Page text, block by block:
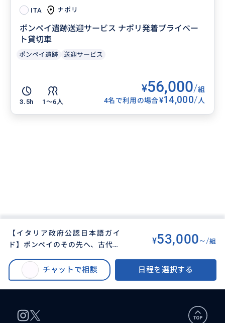
ITA ナポリ
ポンペイ遺跡送迎サービス ナポリ発着プライベー
ト貸切車
ポンペイ遺跡 送迎サービス
3.5h 1〜6人
¥56,000/組
4名で利用の場合¥14,000/人
【イタリア政府公認日本語ガイ
ド】ポンペイのその先へ、古代の
探訪プライベートツアー
¥53,000~/組
チャットで相談 日程を選択する
遺跡ファン必見！【イタリア政府公認 日本語ガイド】ポンペイ遺跡&ボスコ
レアーレ遺跡ガイドツアー 〜歴史の深淵に触れる 特別な一日～